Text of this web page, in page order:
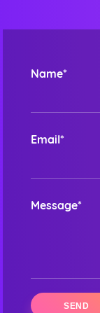
Name*
Email*
Message*